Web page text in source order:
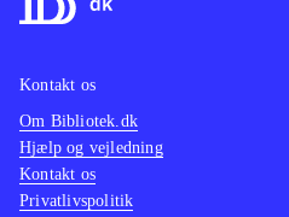
Kontakt os
Om Bibliotek.dk
Hjælp og vejledning
Kontakt os
Privatlivspolitik